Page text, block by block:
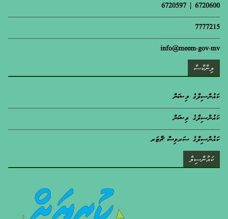
6720600 | 6720597
7777215
info@meem.gov.mv
ލިންކްސް
ކައުންސިލްގެ މިޝަން
ކައުންސިލްގެ ވިޝަން
ކައުންސިލްގެ ސަރވިސް ޗާޓަރ
ކައުންސިލް